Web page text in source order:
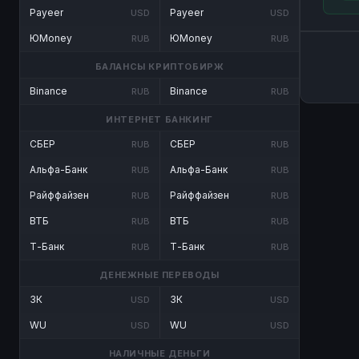
Payeer USD
ЮMoney RUB
Payeer USD
ЮMoney RUB
БАЛАНСЫ КРИПТОБИРЖ
Binance RUB Binance RUB
ИНТЕРНЕТ БАНКИНГ
СБЕР RUB
Альфа-Банк RUB
Райффайзен RUB
ВТБ RUB
Т-Банк RUB
СБЕР RUB
Альфа-Банк RUB
Райффайзен RUB
ВТБ RUB
Т-Банк RUB
ДЕНЕЖНЫЕ ПЕРЕВОДЫ
ЗК USD
WU USD
ЗК USD
WU USD
НАЛИЧНЫЕ ДЕНЬГИ